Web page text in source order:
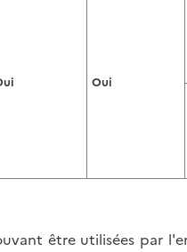
Oui
être utilisées par